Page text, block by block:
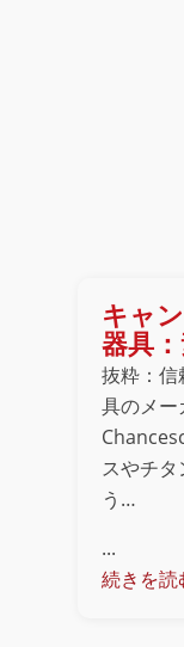
キャ
器具
抜粋：信
具のメー
スやチタ
う…
...
続きを読